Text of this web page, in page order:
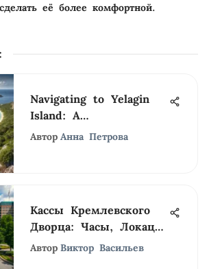
её более комфортной.
:
Navigating to Yelagin
Island: A
Comprehensive Guide
Автор Анна Петрова
Кассы Кремлевского
Дворца: Часы, Локация
и Билеты
Автор Виктор Васильев